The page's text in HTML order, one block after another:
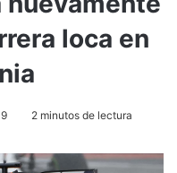
loca en
2 minutos de lectura